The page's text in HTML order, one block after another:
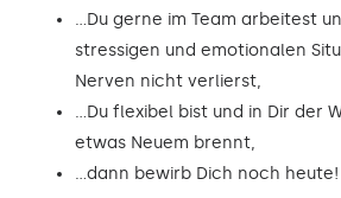
…Du gerne im Team arbeitest
stressigen und emotionalen
Nerven nicht verlierst,
…Du flexibel bist und in Dir der
etwas Neuem brennt,
…dann bewirb Dich noch heute!